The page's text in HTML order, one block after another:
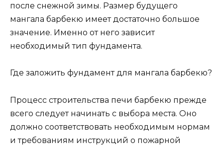
после снежной зимы. Размер будущего
мангала барбекю имеет достаточно большое
значение. Именно от него зависит
необходимый тип фундамента.
Где заложить фундамент для мангала барбекю?
Процесс строительства печи барбекю прежде
всего следует начинать с выбора места. Оно
должно соответствовать необходимым нормам
и требованиям инструкций о пожарной